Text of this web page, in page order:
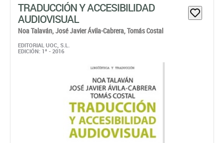
TRADUCCIÓN Y ACCESIBILIDAD
AUDIOVISUAL
Noa Talaván,José Javier Ávila-Cabrera,Tomás Costal
EDITORIAL UOC, S.L.
EDICIÓN: 1ª - 2016